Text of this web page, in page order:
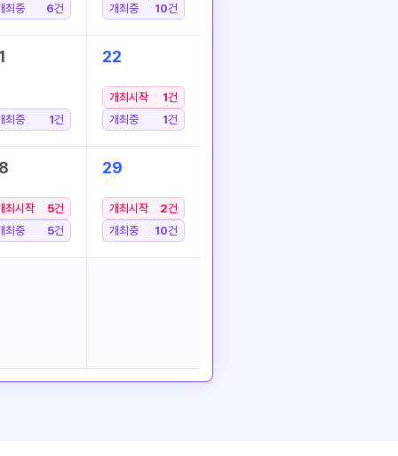
최중
6건
개최중
10건
최중 1건
22
개최시작 1건
개최중
1건
최시작 5건
최중
5건
29
개최시작 2건
개최중
10건